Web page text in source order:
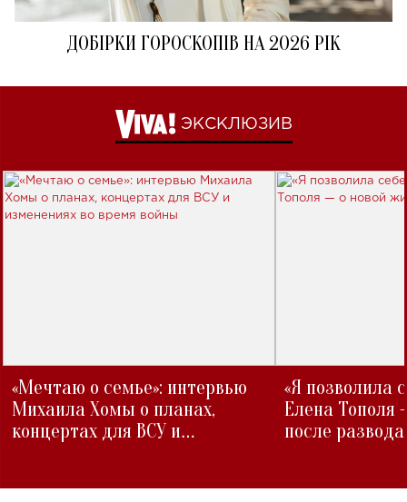
ДОБІРКИ ГОРОСКОПІВ НА 2026 РІК
ЭКСКЛЮЗИВ
«Мечтаю о семье»: интервью
Михаила Хомы о планах,
концертах для ВСУ и
«Я позволила
Елена Тополя
после развода